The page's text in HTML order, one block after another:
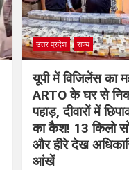
उत्तर प्रदेश राज्य
यूपी में विजिलेंस का
ARTO के घर से
पहाड़, दीवारों में
का कैश! 13 किलो
और हीरे देख
आंखें